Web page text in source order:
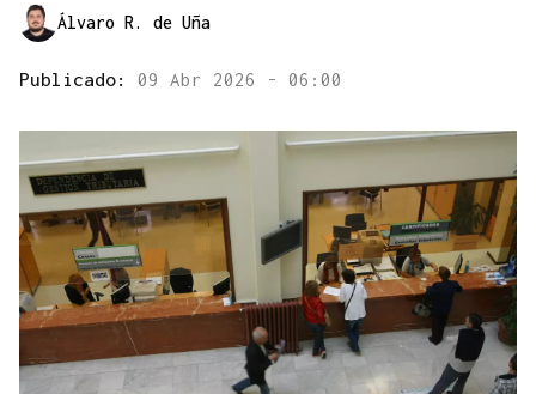
Álvaro R. de Uña
Publicado: 09 Abr 2026 - 06:00